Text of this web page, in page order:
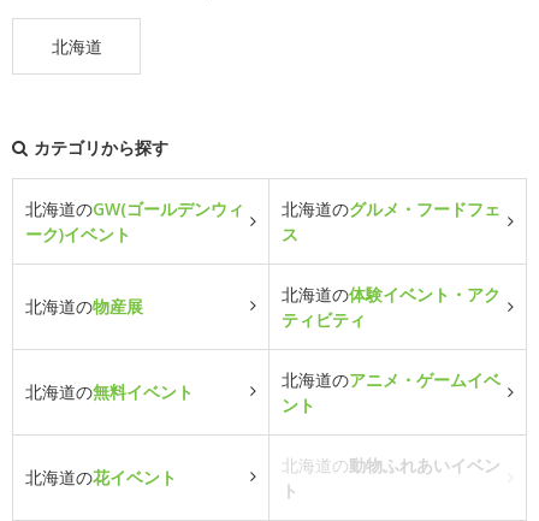
北海道
カテゴリから探す
北海道のGW(ゴールデンウィ
ーク)イベント
北海道のグルメ・フードフェ
ス
北海道の物産展
北海道の体験イベント・アク
ティビティ
北海道の無料イベント
北海道のアニメ・ゲームイベ
ント
北海道の花イベント
北海道の動物ふれあいイベン
ト